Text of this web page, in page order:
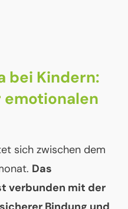
bei Kindern:
emotionalen
sich zwischen dem
Das
verbunden mit der